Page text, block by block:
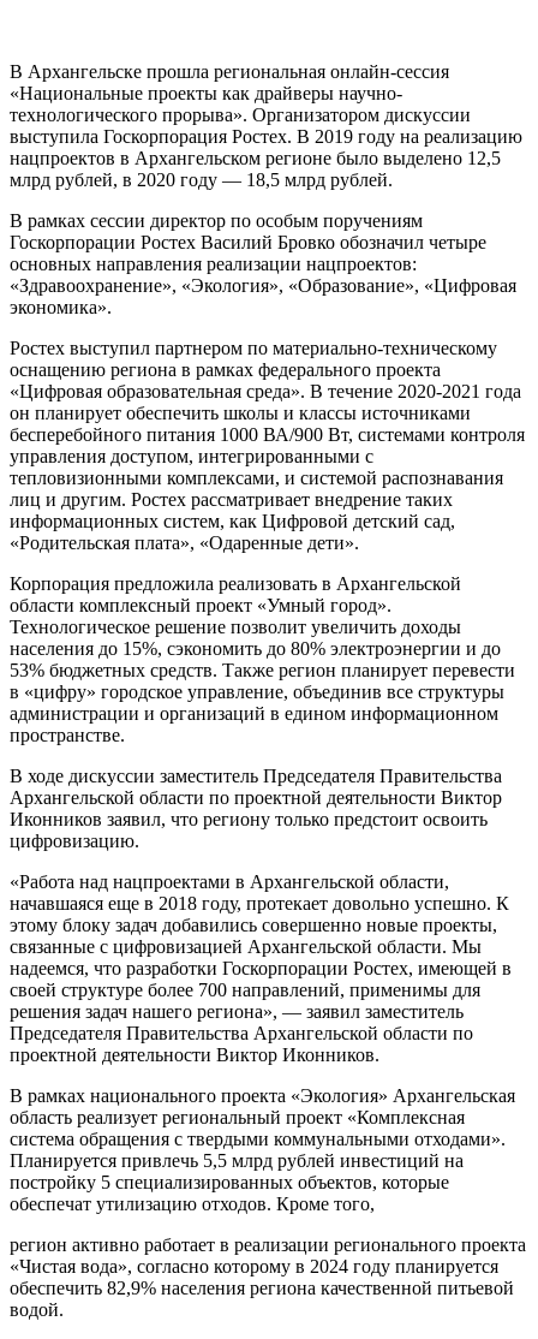
В Архангельске прошла региональная онлайн-сессия
«Национальные проекты как драйверы научно-
технологического прорыва». Организатором дискуссии
выступила Госкорпорация Ростех. В 2019 году на реализацию
нацпроектов в Архангельском регионе было выделено 12,5
млрд рублей, в 2020 году — 18,5 млрд рублей.
В рамках сессии директор по особым поручениям
Госкорпорации Ростех Василий Бровко обозначил четыре
основных направления реализации нацпроектов:
«Здравоохранение», «Экология», «Образование», «Цифровая
экономика».
Ростех выступил партнером по материально-техническому
оснащению региона в рамках федерального проекта
«Цифровая образовательная среда». В течение 2020-2021 года
он планирует обеспечить школы и классы источниками
бесперебойного питания 1000 ВА/900 Вт, системами контроля
управления доступом, интегрированными с
тепловизионными комплексами, и системой распознавания
лиц и другим. Ростех рассматривает внедрение таких
информационных систем, как Цифровой детский сад,
«Родительская плата», «Одаренные дети».
Корпорация предложила реализовать в Архангельской
области комплексный проект «Умный город».
Технологическое решение позволит увеличить доходы
населения до 15%, сэкономить до 80% электроэнергии и до
53% бюджетных средств. Также регион планирует перевести
в «цифру» городское управление, объединив все структуры
администрации и организаций в едином информационном
пространстве.
В ходе дискуссии заместитель Председателя Правительства
Архангельской области по проектной деятельности Виктор
Иконников заявил, что региону только предстоит освоить
цифровизацию.
«Работа над нацпроектами в Архангельской области,
начавшаяся еще в 2018 году, протекает довольно успешно. К
этому блоку задач добавились совершенно новые проекты,
связанные с цифровизацией Архангельской области. Мы
надеемся, что разработки Госкорпорации Ростех, имеющей в
своей структуре более 700 направлений, применимы для
решения задач нашего региона», — заявил заместитель
Председателя Правительства Архангельской области по
проектной деятельности Виктор Иконников.
В рамках национального проекта «Экология» Архангельская
область реализует региональный проект «Комплексная
система обращения с твердыми коммунальными отходами».
Планируется привлечь 5,5 млрд рублей инвестиций на
постройку 5 специализированных объектов, которые
обеспечат утилизацию отходов. Кроме того,
регион активно работает в реализации регионального проекта
«Чистая вода», согласно которому в 2024 году планируется
обеспечить 82,9% населения региона качественной питьевой
водой.